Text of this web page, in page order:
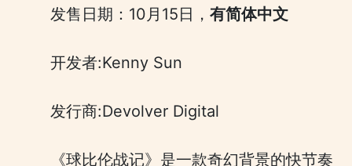
发售日期：10月15日， 有简体中文
开发者:Kenny Sun
发行商:Devolver Digital
《球比伦战记》是一款奇幻背景的快节奏